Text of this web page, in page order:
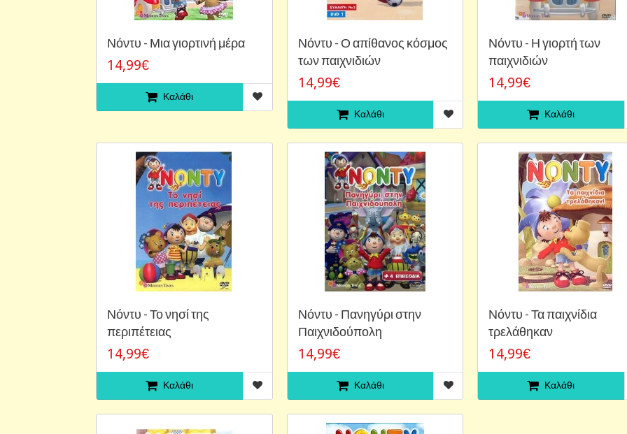
Νόντυ - Μια γιορτινή μέρα
14,99€
Καλάθι
Νόντυ - Ο απίθανος κόσμος
των παιχνιδιών
14,99€
Καλάθι
Νόντυ - Η γιορτή των
παιχνιδιών
14,99€
Καλάθι
Νόντυ - Το νησί της
περιπέτειας
14,99€
Καλάθι
Νόντυ - Πανηγύρι στην
Παιχνιδούπολη
14,99€
Καλάθι
Νόντυ - Τα παιχνίδια
τρελάθηκαν
14,99€
Καλάθι